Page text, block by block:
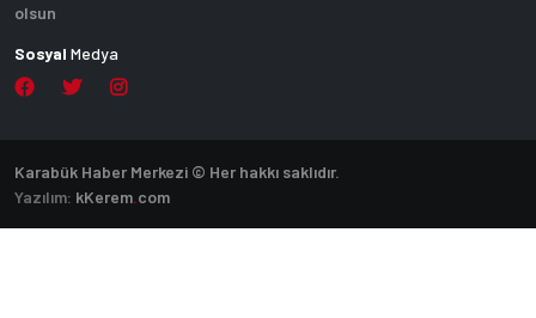
olsun
Sosyal Medya
Karabük Haber Merkezi © Her hakkı saklıdır.
Yazılım: kKerem.com